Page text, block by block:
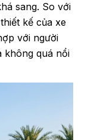
sang. So với
kế của xe
với người
không quá nổi